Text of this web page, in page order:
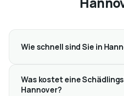
Wie schnell sind Sie in
Was kostet eine
Hannover?